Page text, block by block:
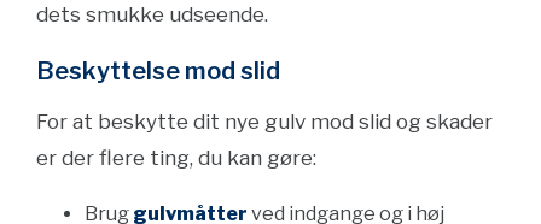
dets smukke udseende.
Beskyttelse mod slid
For at beskytte dit nye gulv mod slid og skader
er der flere ting, du kan gøre:
Brug gulvmåtter ved indgange og i høj